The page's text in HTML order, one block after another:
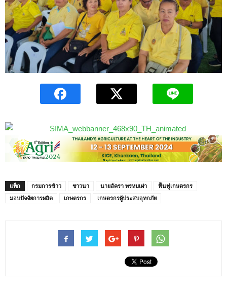
แท็ก กรมการข้าว ชาวนา นายอัครา พรหมเผ่า
ฟื้นฟูเกษตรกร
มอบปัจจัยการผลิต
เกษตรกร เกษตรกรผู้ประสบอุทกภัย